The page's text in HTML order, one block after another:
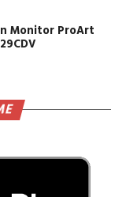
Monitor ProArt